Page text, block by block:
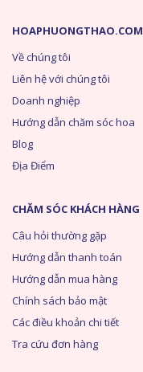
HOAPHUONGTHAO.COM
Về chúng tôi
Liên hệ với chúng tôi
Doanh nghiệp
Hướng dẫn chăm sóc hoa
Blog
Địa Điểm
CHĂM SÓC KHÁCH HÀNG
Câu hỏi thường gặp
Hướng dẫn thanh toán
Hướng dẫn mua hàng
Chính sách bảo mật
Các điều khoản chi tiết
Tra cứu đơn hàng